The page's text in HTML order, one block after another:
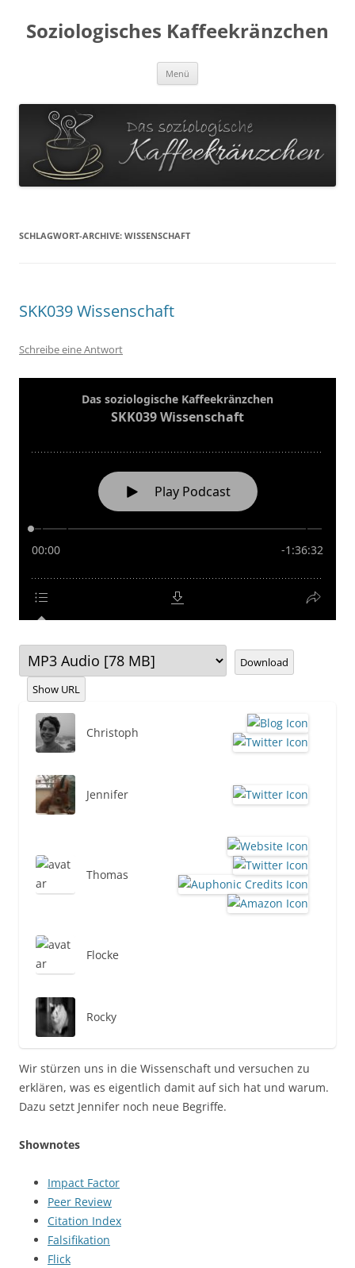
Soziologisches Kaffeekränzchen
Menü
SCHLAGWORT-ARCHIVE: WISSENSCHAFT
SKK039 Wissenschaft
Schreibe eine Antwort
Download
Show URL
Christoph
Jennifer
Thomas
Flocke
Rocky
Wir stürzen uns in die Wissenschaft und versuchen zu
erklären, was es eigentlich damit auf sich hat und warum.
Dazu setzt Jennifer noch neue Begriffe.
Shownotes
Impact Factor
Peer Review
Citation Index
Falsifikation
Flick